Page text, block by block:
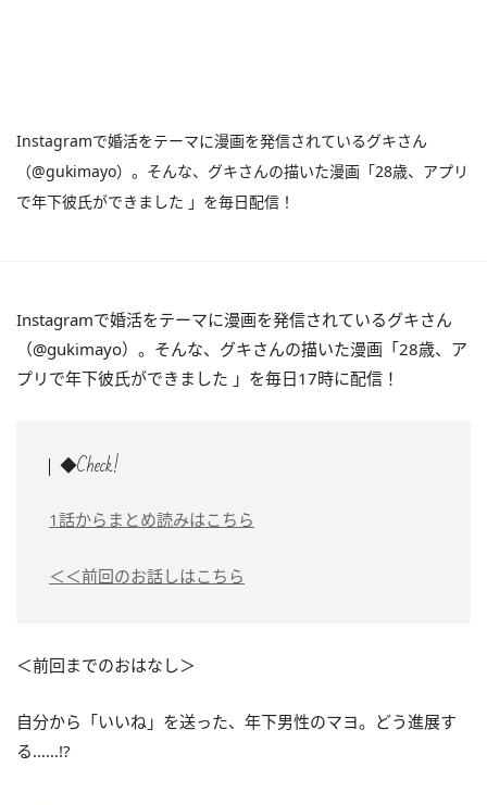
Instagramで婚活をテーマに漫画を発信されているグキさん
（@gukimayo）。そんな、グキさんの描いた漫画「28歳、アプリ
で年下彼氏ができました 」を毎日配信！
Instagramで婚活をテーマに漫画を発信されているグキさん
（@gukimayo）。そんな、グキさんの描いた漫画「28歳、ア
プリで年下彼氏ができました 」を毎日17時に配信！
◆Check!
1話からまとめ読みはこちら
＜＜前回のお話しはこちら
＜前回までのおはなし＞
自分から「いいね」を送った、年下男性のマヨ。どう進展す
る……!?